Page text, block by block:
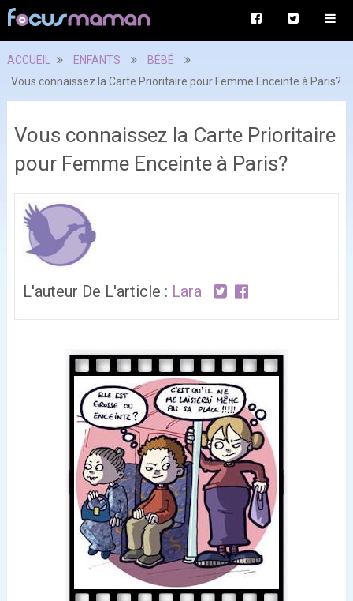
ACCUEIL ENFANTS
BÉBÉ
Vous connaissez la Carte Prioritaire pour Femme Enceinte à Paris?
Vous connaissez la Carte Prioritaire
pour Femme Enceinte à Paris?
L'auteur De L'article : Lara